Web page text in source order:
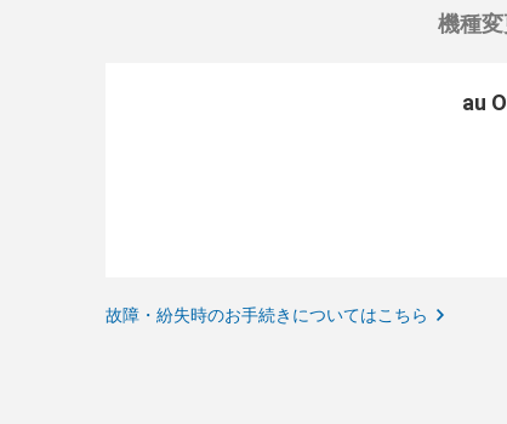
機種
au
故障・紛失時のお手続きについてはこちら